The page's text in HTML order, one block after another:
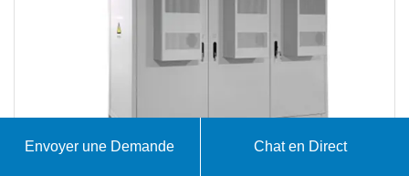
Envoyer une Demande Chat en Direct